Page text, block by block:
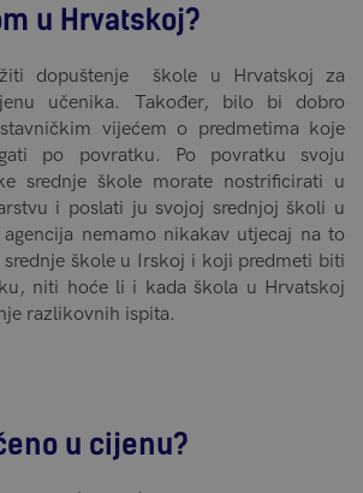
u Hrvatskoj?
dopuštenje škole u Hrvatskoj za
učenika. Također, bilo bi dobro
vijećem o predmetima koje
po povratku. Po povratku svoju
srednje škole morate nostrificirati u
i poslati ju svojoj srednjoj školi u
nemamo nikakav utjecaj na to
škole u Irskoj i koji predmeti biti
niti hoće li i kada škola u Hrvatskoj
razlikovnih ispita.
u cijenu?